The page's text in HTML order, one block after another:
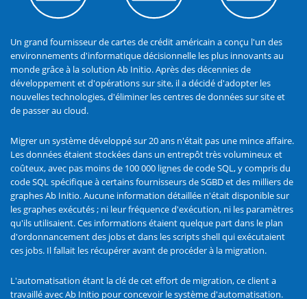
Un grand fournisseur de cartes de crédit américain a conçu l'un des
environnements d'informatique décisionnelle les plus innovants au
monde grâce à la solution Ab Initio. Après des décennies de
développement et d'opérations sur site, il a décidé d'adopter les
nouvelles technologies, d'éliminer les centres de données sur site et
de passer au cloud.
Migrer un système développé sur 20 ans n'était pas une mince affaire.
Les données étaient stockées dans un entrepôt très volumineux et
coûteux, avec pas moins de 100 000 lignes de code SQL, y compris du
code SQL spécifique à certains fournisseurs de SGBD et des milliers de
graphes Ab Initio. Aucune information détaillée n'était disponible sur
les graphes exécutés ; ni leur fréquence d'exécution, ni les paramètres
qu'ils utilisaient. Ces informations étaient quelque part dans le plan
d'ordonnancement des jobs et dans les scripts shell qui exécutaient
ces jobs. Il fallait les récupérer avant de procéder à la migration.
L'automatisation étant la clé de cet effort de migration, ce client a
travaillé avec Ab Initio pour concevoir le système d'automatisation.